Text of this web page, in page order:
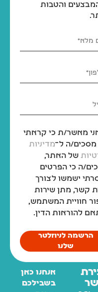
והטבות
מאשר/ת כי קראתי
מסכים/ה ל־מדיניות
של האתר,
ה כי הפרטים
ישמשו לצורך
קשר, מתן שירות
חוויית המשתמש,
להוראות הדין.
הרשמה לניוזלטר
שלנו
אנחנו כאן
בשבילכם